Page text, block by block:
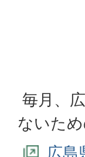
毎月、
ないた
広島